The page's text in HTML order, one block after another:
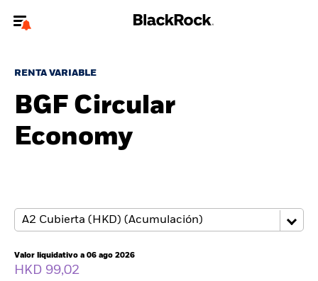
particulares.
relevante, por favor, actualiza tu tipo de usuario.
Quiénes somos
Perspectivas
RENTA VARIABLE
BGF Circular
Economy
Valor liquidativo a 06 ago 2026
HKD 99,02